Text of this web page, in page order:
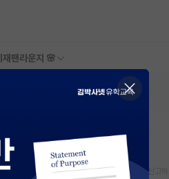
재팬라운지 🌸
스크랩 신고하